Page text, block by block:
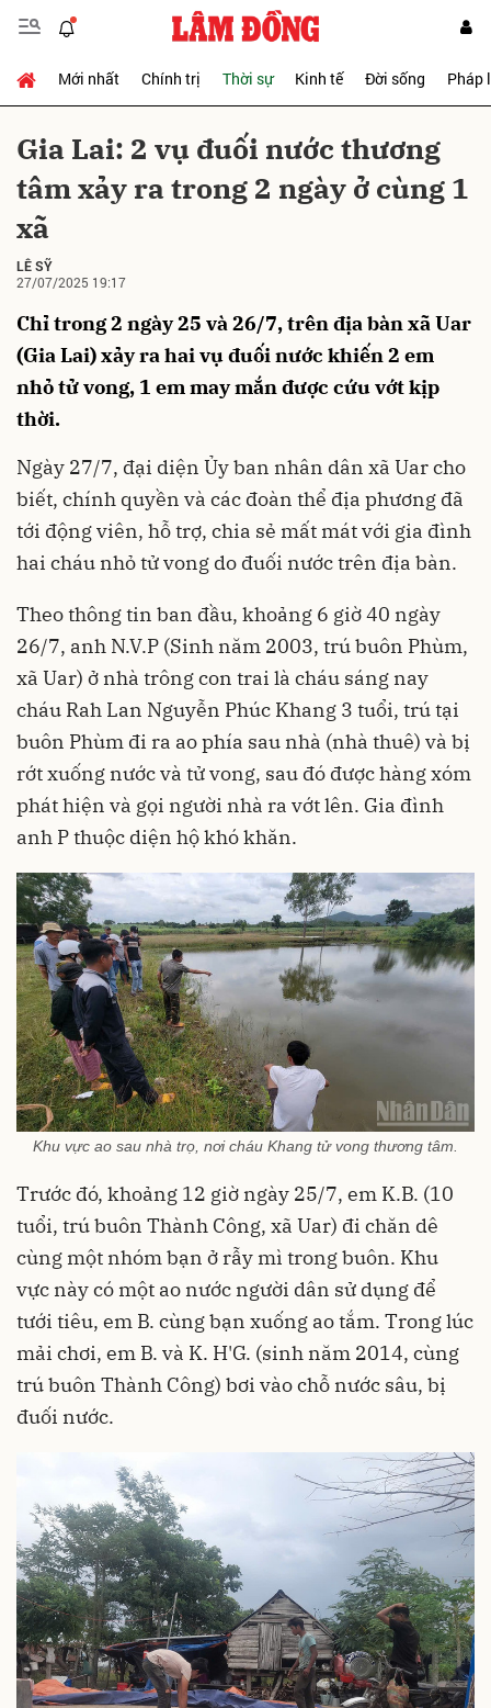
Mới nhất Chính trị Thời sự Kinh tế Đời sống Pháp
Gia Lai: 2 vụ đuối nước thương
tâm xảy ra trong 2 ngày ở cùng 1
xã
LÊ SỸ
27/07/2025 19:17
Chỉ trong 2 ngày 25 và 26/7, trên địa bàn xã Uar
(Gia Lai) xảy ra hai vụ đuối nước khiến 2 em
nhỏ tử vong, 1 em may mắn được cứu vớt kịp
thời.
Ngày 27/7, đại diện Ủy ban nhân dân xã Uar cho
biết, chính quyền và các đoàn thể địa phương đã
tới động viên, hỗ trợ, chia sẻ mất mát với gia đình
hai cháu nhỏ tử vong do đuối nước trên địa bàn.
Theo thông tin ban đầu, khoảng 6 giờ 40 ngày
26/7, anh N.V.P (Sinh năm 2003, trú buôn Phùm,
xã Uar) ở nhà trông con trai là cháu sáng nay
cháu Rah Lan Nguyễn Phúc Khang 3 tuổi, trú tại
buôn Phùm đi ra ao phía sau nhà (nhà thuê) và bị
rớt xuống nước và tử vong, sau đó được hàng xóm
phát hiện và gọi người nhà ra vớt lên. Gia đình
anh P thuộc diện hộ khó khăn.
Khu vực ao sau nhà trọ, nơi cháu Khang tử vong thương tâm.
Trước đó, khoảng 12 giờ ngày 25/7, em K.B. (10
tuổi, trú buôn Thành Công, xã Uar) đi chăn dê
cùng một nhóm bạn ở rẫy mì trong buôn. Khu
vực này có một ao nước người dân sử dụng để
tưới tiêu, em B. cùng bạn xuống ao tắm. Trong lúc
mải chơi, em B. và K. H'G. (sinh năm 2014, cùng
trú buôn Thành Công) bơi vào chỗ nước sâu, bị
đuối nước.
Gửi bình luận
Hủy Gửi